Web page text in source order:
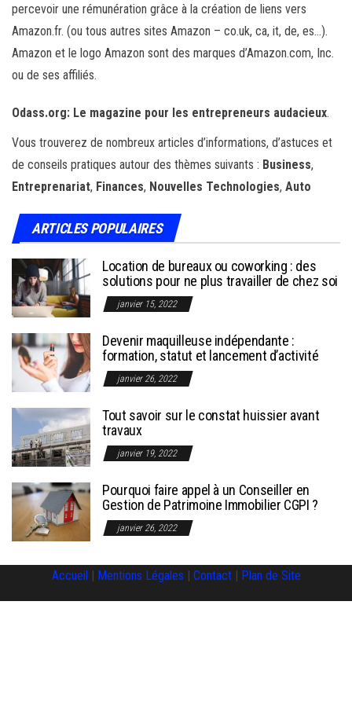
percevoir une rémunération grâce à la création de liens vers
Amazon.fr. (ou tous autres sites Amazon – co.uk, ca, it, de, es…).
Amazon et le logo Amazon sont des marques d’Amazon.com, Inc.
ou de ses affiliés.
Odass.org: Le magazine pour les entrepreneurs audacieux.
Vous trouverez de nombreux articles d’informations, d’astuces et
de conseils pratiques autour des thèmes suivants : Business,
Entreprenariat, Finances, Nouvelles Technologies, Auto
ARTICLES POPULAIRES
Location de bureaux ou coworking : des
solutions pour ne plus travailler de chez soi
janvier 15, 2022
Devenir maquilleuse indépendante :
formation, statut et lancement d’activité
janvier 26, 2022
Tout savoir sur le constat huissier avant
travaux
janvier 19, 2022
Pourquoi faire appel à un Conseiller en
Gestion de Patrimoine Immobilier CGPI ?
janvier 26, 2022
Accueil| Mentions Légales | Contact| Plan de Site